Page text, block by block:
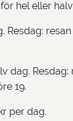
hel eller
Resdag:
dag.
19.
per dag.